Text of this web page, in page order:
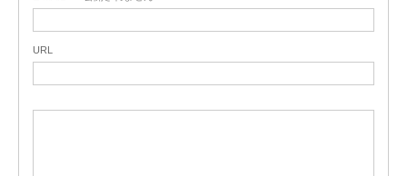
URL